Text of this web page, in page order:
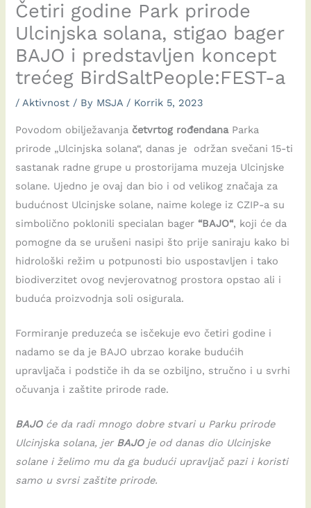
Četiri godine Park prirode
Ulcinjska solana, stigao bager
BAJO i predstavljen koncept
trećeg BirdSaltPeople:FEST-a
/Aktivnost / By MSJA / Korrik 5, 2023
Povodom obilježavanja četvrtog rođendanaParka
prirode „Ulcinjska solana“, danas je održan svečani 15-ti
sastanak radne grupe u prostorijama muzeja Ulcinjske
solane. Ujedno je ovaj dan bio i od velikog značaja za
budućnost Ulcinjske solane, naime kolege iz CZIP-a su
simbolično poklonili specialan bager “BAJO“, koji će da
pomogne da se urušeni nasipi što prije saniraju kako bi
hidrološki režim u potpunosti bio uspostavljen i tako
biodiverzitet ovog nevjerovatnog prostora opstao ali i
buduća proizvodnja soli osigurala.
Formiranje preduzeća se isčekuje evo četiri godine i
nadamo se da je BAJO ubrzao korake budućih
upravljača i podstiče ih da se ozbiljno, stručno i u svrhi
očuvanja i zaštite prirode rade.
BAJOće da radi mnogo dobre stvari u Parku prirode
Ulcinjska solana, jer BAJOje od danas dio Ulcinjske
solane i želimo mu da ga budući upravljač pazi i koristi
samo u svrsi zaštite prirode.